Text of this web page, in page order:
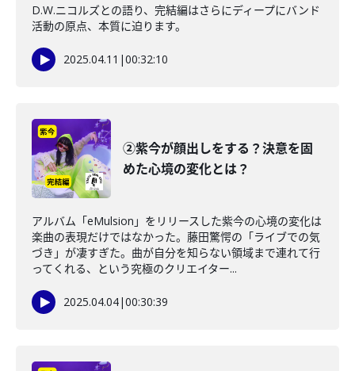
D.W.ニコルズとの語り、完結編はさらにディープにバンド
活動の原点、本質に迫ります。
2025.04.11 |00:32:10
②紫今が顔出しをする？決意を固
めた心境の変化とは？
アルバム「eMulsion」をリリースした紫今の心境の変化は
楽曲の表現だけではなかった。藤田驚愕の「ライブでの気
づき」が凄すぎた。曲が自分を知らない領域まで連れて行
ってくれる、という究極のクリエイター...
2025.04.04|00:30:39